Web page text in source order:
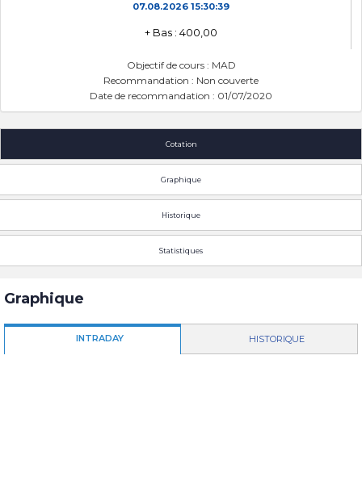
07.08.2026 15:30:39
+ Bas : 400,00
Objectif de cours : MAD
Recommandation : Non couverte
Date de recommandation : 01/07/2020
Cotation
Graphique
Historique
Statistiques
Graphique
INTRADAY HISTORIQUE